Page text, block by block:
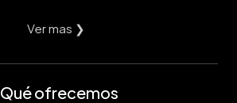
Ver mas ❯
Qué ofrecemos